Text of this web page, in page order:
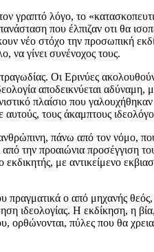
γραπτό λόγο, το
που έλπιζαν οτι θα
νέο στόχο την προσωπική
να γίνει συνένοχος τους.
τραγωδίας. Οι Ερινύες
αποδεικνύεται
πλαίσιο που
αυτούς, τους άκαμπτους
πάνω από τον νόμο,
από την προαιώνια
εκδικητής, με αντικείμενο
πραγματικά ο από μηχανής
ιδεολογίας. Η εκδίκηση, η
ορθώνονται, πύλες που θα